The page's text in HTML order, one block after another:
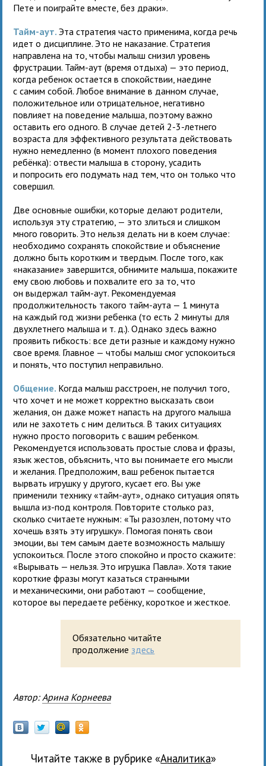
Пете и поиграйте вместе, без драки».
Тайм-аут. Эта стратегия часто применима, когда речь
идет о дисциплине. Это не наказание. Стратегия
направлена на то, чтобы малыш снизил уровень
фрустрации. Тайм-аут (время отдыха) — это период,
когда ребенок остается в спокойствии, наедине
с самим собой. Любое внимание в данном случае,
положительное или отрицательное, негативно
повлияет на поведение малыша, поэтому важно
оставить его одного. В случае детей 2-3-летнего
возраста для эффективного результата действовать
нужно немедленно (в момент плохого поведения
ребёнка): отвести малыша в сторону, усадить
и попросить его подумать над тем, что он только что
совершил.
Две основные ошибки, которые делают родители,
используя эту стратегию, — это злиться и слишком
много говорить. Это нельзя делать ни в коем случае:
необходимо сохранять спокойствие и объяснение
должно быть коротким и твердым. После того, как
«наказание» завершится, обнимите малыша, покажите
ему свою любовь и похвалите его за то, что
он выдержал тайм-аут. Рекомендуемая
продолжительность такого тайм-аута — 1 минута
на каждый год жизни ребенка (то есть 2 минуты для
двухлетнего малыша и т. д.). Однако здесь важно
проявить гибкость: все дети разные и каждому нужно
свое время. Главное — чтобы малыш смог успокоиться
и понять, что поступил неправильно.
Общение. Когда малыш расстроен, не получил того,
что хочет и не может корректно высказать свои
желания, он даже может напасть на другого малыша
или не захотеть с ним делиться. В таких ситуациях
нужно просто поговорить с вашим ребенком.
Рекомендуется использовать простые слова и фразы,
язык жестов, объяснить, что вы понимаете его мысли
и желания. Предположим, ваш ребенок пытается
вырвать игрушку у другого, кусает его. Вы уже
применили технику «тайм-аут», однако ситуация опять
вышла из-под контроля. Повторите столько раз,
сколько считаете нужным: «Ты разозлен, потому что
хочешь взять эту игрушку». Помогая понять свои
эмоции, вы тем самым даете возможность малышу
успокоиться. После этого спокойно и просто скажите:
«Вырывать — нельзя. Это игрушка Павла». Хотя такие
короткие фразы могут казаться странными
и механическими, они работают — сообщение,
которое вы передаете ребёнку, короткое и жесткое.
Обязательно читайте
продолжение здесь
Автор: Арина Корнеева
Читайте также в рубрике « Аналитика»